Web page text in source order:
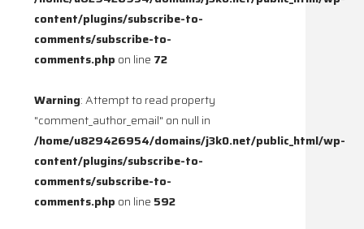
content/plugins/subscribe-to-
comments/subscribe-to-
comments.php on line 72
Warning: Attempt to read property
"comment_author_email" on null in
/home/u829426954/domains/j3k0.net/public_html/wp-
content/plugins/subscribe-to-
comments/subscribe-to-
comments.php on line 592